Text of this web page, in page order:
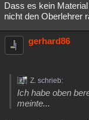
Dass es kein
nicht den Oberlehrer
gerhard86
Z. schrieb:
Ich habe oben
meinte...